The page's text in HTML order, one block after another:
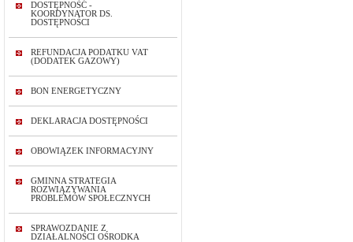
DOSTĘPNOŚĆ -
KOORDYNATOR DS.
DOSTĘPNOŚCI
REFUNDACJA PODATKU VAT
(DODATEK GAZOWY)
BON ENERGETYCZNY
DEKLARACJA DOSTĘPNOŚCI
OBOWIĄZEK INFORMACYJNY
GMINNA STRATEGIA
ROZWIĄZYWANIA
PROBLEMÓW SPOŁECZNYCH
SPRAWOZDANIE Z
DZIAŁALNOŚCI OŚRODKA